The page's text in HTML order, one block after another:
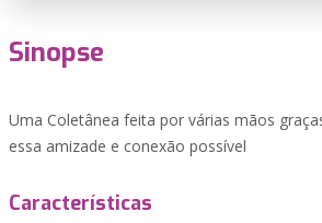
Sinopse
Uma Coletânea feita por várias mãos
essa amizade e conexão possível
Características